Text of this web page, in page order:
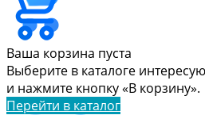
Ваша корзина пуста
Выберите в каталоге
и нажмите кнопку «В корзину».
Перейти в каталог